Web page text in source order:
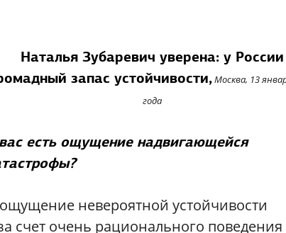
Наталья Зубаревич уверена: у России
запас устойчивости,Москва, 13
года
есть ощущение надвигающейся
невероятной устойчивости
счет очень рационального поведения